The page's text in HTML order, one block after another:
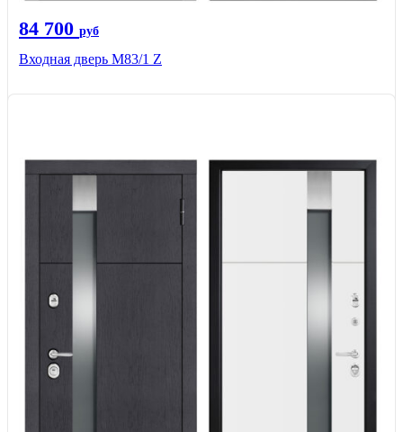
84 700 руб
Входная дверь M83/1 Z